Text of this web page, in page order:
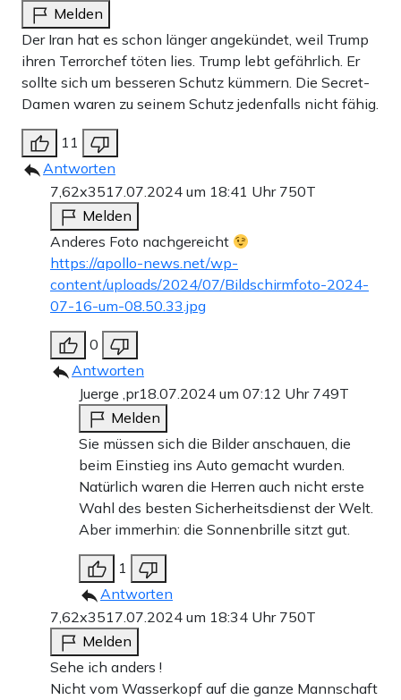
Melden
Der Iran hat es schon länger angekündet, weil Trump
ihren Terrorchef töten lies. Trump lebt gefährlich. Er
sollte sich um besseren Schutz kümmern. Die Secret-
Damen waren zu seinem Schutz jedenfalls nicht fähig.
11
Antworten
7,62x3517.07.2024 um 18:41 Uhr 750T
Melden
Anderes Foto nachgereicht
https://apollo-news.net/wp-
content/uploads/2024/07/Bildschirmfoto-2024-
07-16-um-08.50.33.jpg
0
Antworten
Juerge ,pr18.07.2024 um 07:12 Uhr 749T
Melden
Sie müssen sich die Bilder anschauen, die
beim Einstieg ins Auto gemacht wurden.
Natürlich waren die Herren auch nicht erste
Wahl des besten Sicherheitsdienst der Welt.
Aber immerhin: die Sonnenbrille sitzt gut.
1
Antworten
7,62x3517.07.2024 um 18:34 Uhr 750T
Melden
Sehe ich anders !
Nicht vom Wasserkopf auf die ganze Mannschaft